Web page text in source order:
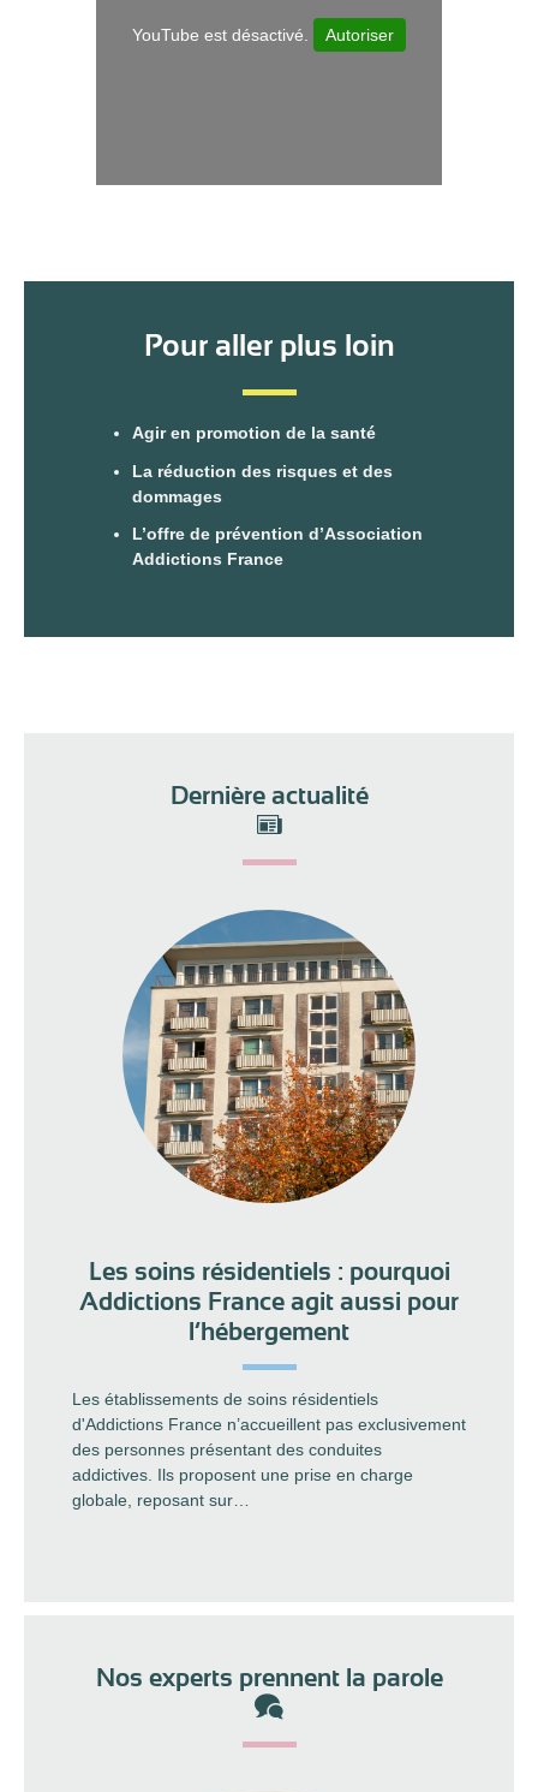
YouTube est désactivé. Autoriser
Pour aller plus loin
Agir en promotion de la santé
La réduction des risques et des
dommages
L’offre de prévention d’Association
Addictions France
Dernière actualité
Les soins résidentiels : pourquoi
Addictions France agit aussi pour
l’hébergement
Les établissements de soins résidentiels
d'Addictions France n’accueillent pas exclusivement
des personnes présentant des conduites
addictives. Ils proposent une prise en charge
globale, reposant sur…
Nos experts prennent la parole